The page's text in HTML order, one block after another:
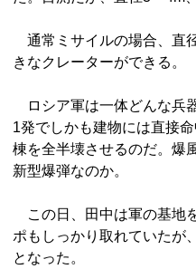
通常ミサイルの場合、直
きなクレーターができる
ロシア軍は一体どんな兵
1発でしかも建物には直接
棟を全半壊させるのだ。爆
新型爆弾なのか。
この日、田中は軍の基地
ポもしっかり取れていたが
となった。